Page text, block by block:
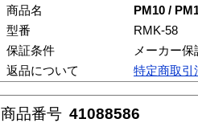
商品名
PM10 /
型番
RMK-58
保証条件
メーカー保
返品について
特定商取引
商品番号 41088586